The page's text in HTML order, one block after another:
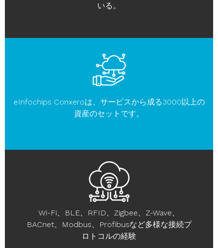
Wi-Fi、BLE、RFID、Zigbee、Z-Wave、
BACnet、Modbus、Profibusなど多様な接続プ
ロトコルの経験
eInfochips Conxeroは、サービスから成る3000以上の
資産のセットです。
いる。